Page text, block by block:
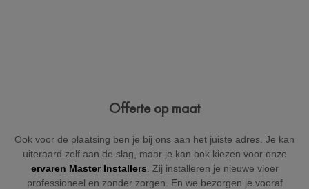
Offerte op maat
Ook voor de plaatsing ben je bij ons aan het juiste adres. Je kan
uiteraard zelf aan de slag, maar je kan ook kiezen voor onze
ervaren Master Installers . Zij installeren je nieuwe vloer
professioneel en zonder zorgen. En we bezorgen je vooraf